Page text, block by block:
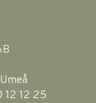
12 12 25